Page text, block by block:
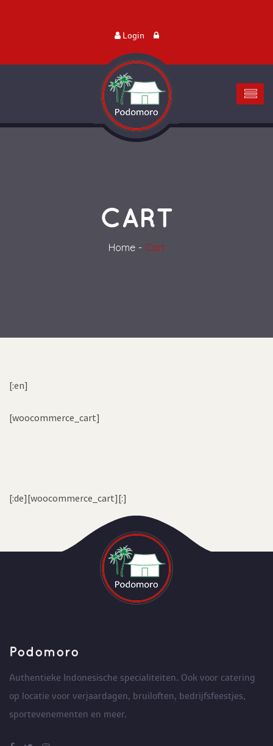
Login
CART
Home Cart
[:en]
[woocommerce_cart]
[:de][woocommerce_cart][:]
Podomoro
Authentieke Indonesische specialiteiten. Ook voor catering
op locatie voor verjaardagen, bruiloften, bedrijfsfeestjes,
sportevenementen en meer.